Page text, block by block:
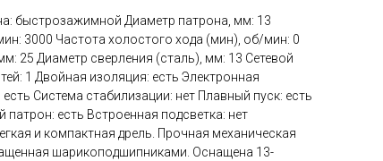
быстрозажимной Диаметр патрона, мм: 13
3000 Частота холостого хода (мин), об/мин: 0
25 Диаметр сверления (сталь), мм: 13 Сетевой
1 Двойная изоляция: есть Электронная
Система стабилизации: нет Плавный пуск: есть
есть Встроенная подсветка: нет
и компактная дрель. Прочная механическая
шарикоподшипниками. Оснащена 13-